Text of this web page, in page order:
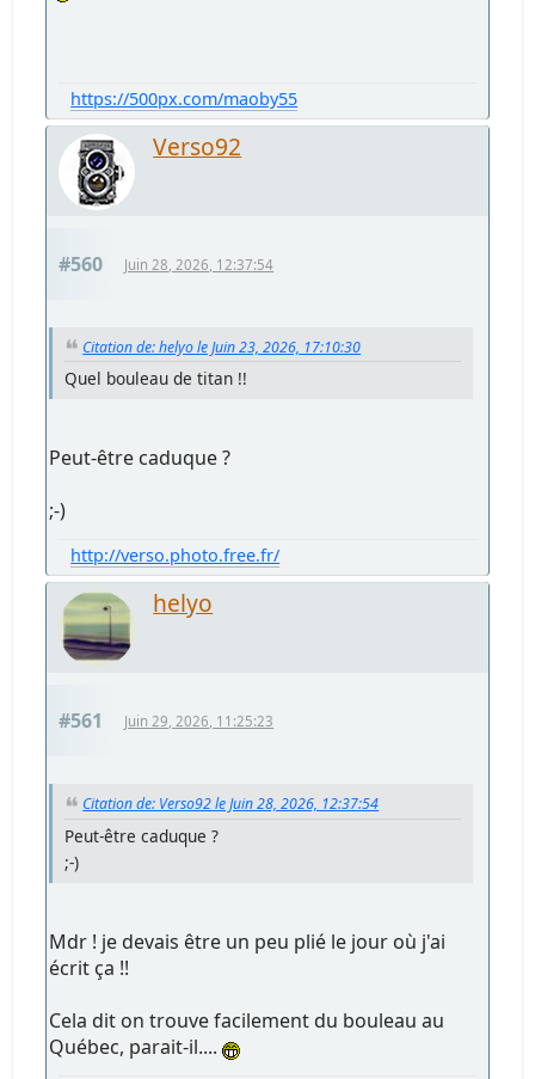
https://500px.com/maoby55
Verso92
#560 Juin 28, 2026, 12:37:54
Citation de: helyo le Juin 23, 2026, 17:10:30
Quel bouleau de titan !!
Peut-être caduque ?
;-)
http://verso.photo.free.fr/
helyo
#561 Juin 29, 2026, 11:25:23
Citation de: Verso92 le Juin 28, 2026, 12:37:54
Peut-être caduque ?
;-)
Mdr ! je devais être un peu plié le jour où j'ai
écrit ça !!
Cela dit on trouve facilement du bouleau au
Québec, parait-il....